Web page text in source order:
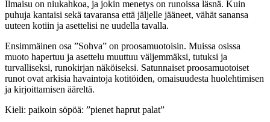
Ilmaisu on niukahkoa, ja jokin menetys on runoissa läsnä. Kuin
puhuja kantaisi sekä tavaransa että jäljelle jääneet, vähät sanansa
uuteen kotiin ja asettelisi ne uudella tavalla.
Ensimmäinen osa ”Sohva” on proosamuotoisin. Muissa osissa
muoto hapertuu ja asettelu muuttuu väljemmäksi, tutuksi ja
turvalliseksi, runokirjan näköiseksi. Satunnaiset proosamuotoiset
runot ovat arkisia havaintoja kotitöiden, omaisuudesta huolehtimisen
ja kirjoittamisen ääreltä.
Kieli: paikoin söpöä: ”pienet haprut palat”